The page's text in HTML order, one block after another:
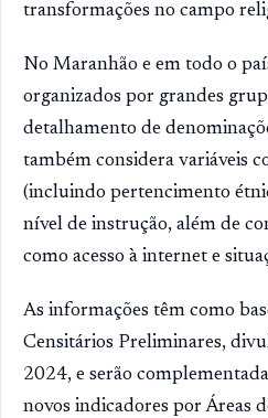
transformações no campo
No Maranhão e em todo o
organizados por grandes
detalhamento de
também considera variáveis
(incluindo pertencimento
nível de instrução, além de
como acesso à internet e
As informações têm como
Censitários Preliminares,
2024, e serão
novos indicadores por Áreas